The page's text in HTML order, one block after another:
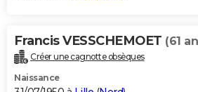
Francis VESSCHEMOET (61
Créer une cagnotte obsèques
Naissance